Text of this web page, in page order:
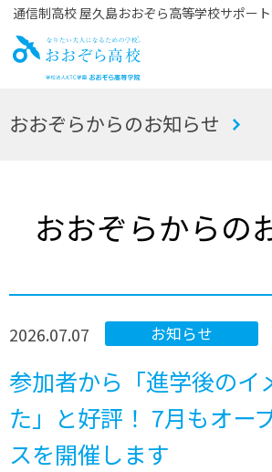
通信制高校 屋久島おおぞら高等学校サポー
お
おおぞらからのお知らせ
おおぞらからの
2026.07.07 お知らせ
参加者から「進学後のイ
た」と好評！ 7月もオー
スを開催します